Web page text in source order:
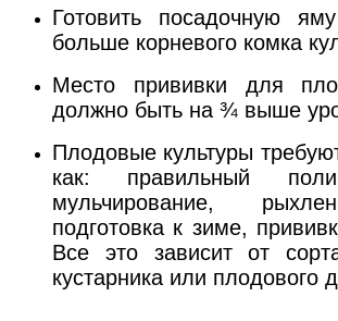
Готовить посадочную
больше корневого комка
Место прививки для
должно быть на ¾ выше
Плодовые культуры
как: правильный
мульчирование,
подготовка к зиме,
Все это зависит от
кустарника или плодового